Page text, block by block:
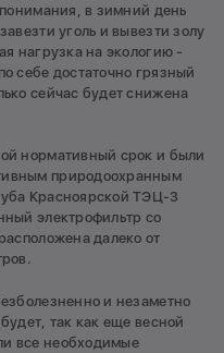
в зимний день
уголь и вывезти золу
нагрузка на экологию -
себе достаточно грязный
сейчас будет снижена
нормативный срок и были
природоохранным
Красноярской ТЭЦ-3
электрофильтр со
далеко от
и незаметно
так как еще весной
все необходимые